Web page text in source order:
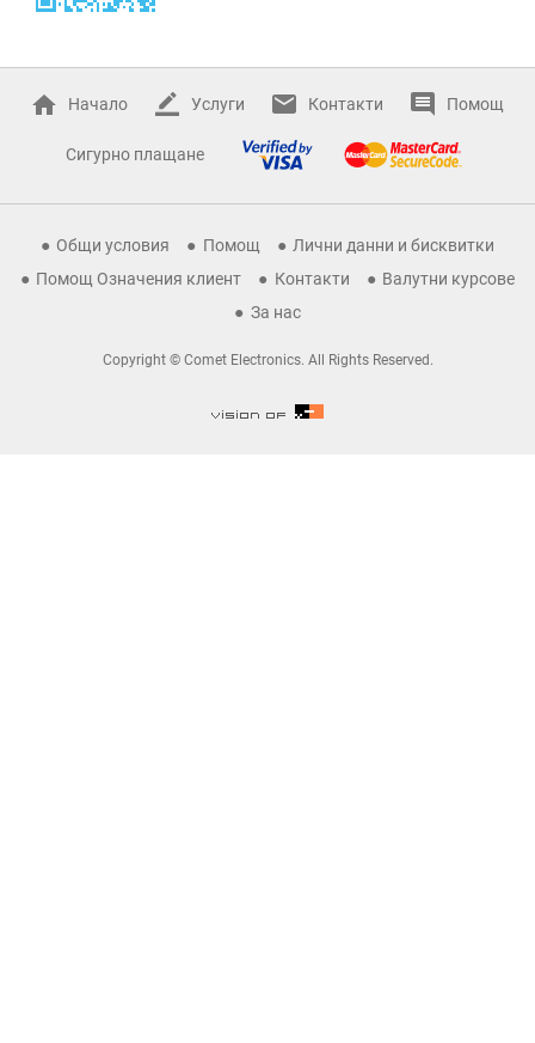
Начало Услуги Контакти Помощ
Сигурно плащане
Общи условия Помощ
Лични данни и бисквитки
Помощ Означения клиент
Контакти
Валутни курсове
За нас
Copyright © Comet Electronics. All Rights Reserved.